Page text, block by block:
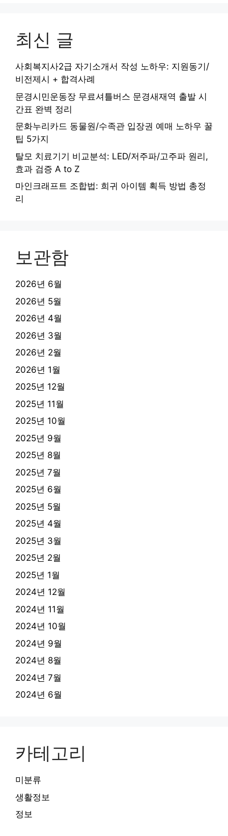
최신 글
사회복지사2급 자기소개서 작성 노하우: 지원동기/
비전제시 + 합격사례
문경시민운동장 무료셔틀버스 문경새재역 출발 시
간표 완벽 정리
문화누리카드 동물원/수족관 입장권 예매 노하우 꿀
팁 5가지
탈모 치료기기 비교분석: LED/저주파/고주파 원리,
효과 검증 A to Z
마인크래프트 조합법: 희귀 아이템 획득 방법 총정
리
보관함
2026년 6월
2026년 5월
2026년 4월
2026년 3월
2026년 2월
2026년 1월
2025년 12월
2025년 11월
2025년 10월
2025년 9월
2025년 8월
2025년 7월
2025년 6월
2025년 5월
2025년 4월
2025년 3월
2025년 2월
2025년 1월
2024년 12월
2024년 11월
2024년 10월
2024년 9월
2024년 8월
2024년 7월
2024년 6월
카테고리
미분류
생활정보
정보